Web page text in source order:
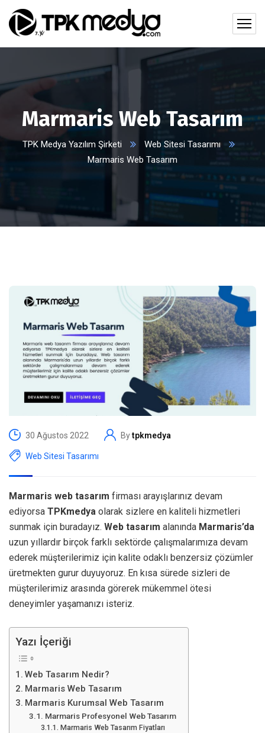
Marmaris Web Tasarım
TPK Medya Yazılım Şirketi
Web Sitesi Tasarımı
Marmaris Web Tasarım
30 Ağustos 2022 Bytpkmedya
Web Sitesi Tasarımı
Marmaris web tasarım firması arayışlarınız devam
ediyorsa TPKmedya olarak sizlere en kaliteli hizmetleri
sunmak için buradayız. Web tasarım alanında Marmaris’da
uzun yıllardır birçok farklı sektörde çalışmalarımıza devam
ederek müşterilerimiz için kalite odaklı benzersiz çözümler
üretmekten gurur duyuyoruz. En kısa sürede sizleri de
müşterilerimiz arasında görerek mükemmel ötesi
deneyimler yaşamanızı isteriz.
Yazı İçeriği
Web Tasarım Nedir?
Marmaris Web Tasarım
Marmaris Kurumsal Web Tasarım
Marmaris Profesyonel Web Tasarım
Marmaris Web Tasarım Fiyatları